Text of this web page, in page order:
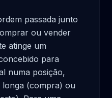
passada junto
ou vender
atinge um
para
numa posição,
longa (compra) ou